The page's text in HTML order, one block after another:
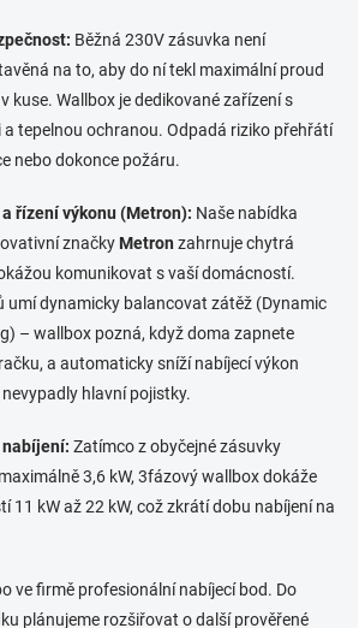
s
u
Běžná 230V zásuvka není
na to, aby do ní tekl maximální proud
kuse. Wallbox je dedikované zařízení s
tepelnou ochranou. Odpadá riziko přehřátí
nebo dokonce požáru.
řízení výkonu (Metron): Naše nabídka
značkyMetronzahrnuje chytrá
komunikovat s vaší domácností.
umí dynamicky balancovat zátěž (Dynamic
– wallbox pozná, když doma zapnete
a automaticky sníží nabíjecí výkon
hlavní pojistky.
Zatímco z obyčejné zásuvky
3,6 kW, 3fázový wallbox dokáže
11 kW až 22 kW, což zkrátí dobu nabíjení na
ve firmě profesionální nabíjecí bod. Do
plánujeme rozšiřovat o další prověřené